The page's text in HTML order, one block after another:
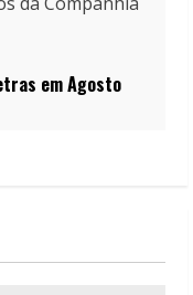
em Agosto